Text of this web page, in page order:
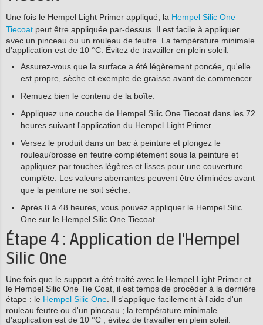
Une fois le Hempel Light Primer appliqué, la Hempel Silic One
Tiecoat peut être appliquée par-dessus. Il est facile à appliquer
avec un pinceau ou un rouleau de feutre. La température minimale
d'application est de 10 °C. Évitez de travailler en plein soleil.
Assurez-vous que la surface a été légèrement poncée, qu'elle
est propre, sèche et exempte de graisse avant de commencer.
Remuez bien le contenu de la boîte.
Appliquez une couche de Hempel Silic One Tiecoat dans les 72
heures suivant l'application du Hempel Light Primer.
Versez le produit dans un bac à peinture et plongez le
rouleau/brosse en feutre complètement sous la peinture et
appliquez par touches légères et lisses pour une couverture
complète. Les valeurs aberrantes peuvent être éliminées avant
que la peinture ne soit sèche.
Après 8 à 48 heures, vous pouvez appliquer le Hempel Silic
One sur le Hempel Silic One Tiecoat.
Étape 4 : Application de l'Hempel
Silic One
Une fois que le support a été traité avec le Hempel Light Primer et
le Hempel Silic One Tie Coat, il est temps de procéder à la dernière
étape : le Hempel Silic One . Il s'applique facilement à l'aide d'un
rouleau feutre ou d'un pinceau ; la température minimale
d'application est de 10 °C ; évitez de travailler en plein soleil.